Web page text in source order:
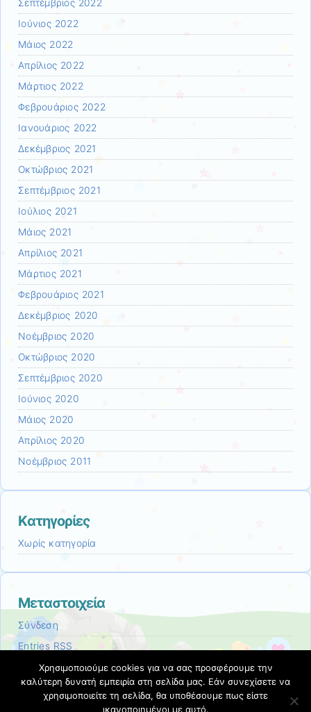
Σεπτέμβριος 2022
Ιούνιος 2022
Μάιος 2022
Απρίλιος 2022
Μάρτιος 2022
Φεβρουάριος 2022
Ιανουάριος 2022
Δεκέμβριος 2021
Οκτώβριος 2021
Σεπτέμβριος 2021
Ιούλιος 2021
Μάιος 2021
Απρίλιος 2021
Μάρτιος 2021
Φεβρουάριος 2021
Δεκέμβριος 2020
Νοέμβριος 2020
Οκτώβριος 2020
Σεπτέμβριος 2020
Ιούνιος 2020
Μάιος 2020
Απρίλιος 2020
Νοέμβριος 2011
Kατηγορίες
Χωρίς κατηγορία
Μεταστοιχεία
Σύνδεση
Entries RSS
CommentsRSS
Εκπαιδευτικές Κοινότητες & Ιστολόγια ΠΣΔ
Χρησιμοποιούμε cookies για να σας προσφέρουμε την
καλύτερη δυνατή εμπειρία στη σελίδα μας. Εάν συνεχίσετε να
χρησιμοποιείτε τη σελίδα, θα υποθέσουμε πως είστε
ικανοποιημένοι με αυτό.